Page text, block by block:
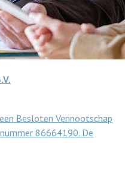
Besloten Vennootschap
86664190. De